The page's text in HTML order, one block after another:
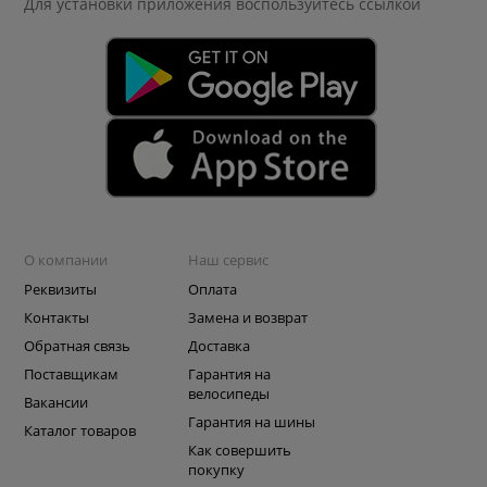
О компании
Реквизиты
Контакты
Обратная связь
Поставщикам
Вакансии
Каталог товаров
Наш сервис
Оплата
Замена и возврат
Доставка
Гарантия на
велосипеды
Гарантия на шины
Как совершить
покупку